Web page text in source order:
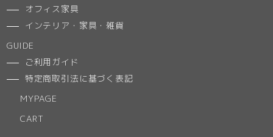
オフィス家具
インテリア・家具・雑貨
GUIDE
ご利用ガイド
特定商取引法に基づく表記
MYPAGE
CART